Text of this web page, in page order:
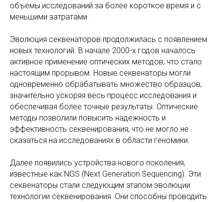
объемы исследований за более короткое время и с
меньшими затратами.
Эволюция секвенаторов продолжилась с появлением
новых технологий. В начале 2000-х годов началось
активное применение оптических методов, что стало
настоящим прорывом. Новые секвенаторы могли
одновременно обрабатывать множество образцов,
значительно ускоряя весь процесс исследования и
обеспечивая более точные результаты. Оптические
методы позволили повысить надежность и
эффективность секвенирования, что не могло не
сказаться на исследованиях в области геномики.
Далее появились устройства нового поколения,
известные как NGS (Next Generation Sequencing). Эти
секвенаторы стали следующим этапом эволюции
технологии секвенирования. Они способны проводить